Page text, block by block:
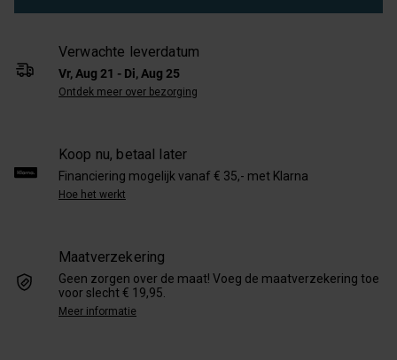
Verwachte leverdatum
Vr, Aug 21 - Di, Aug 25
Ontdek meer over bezorging
Koop nu, betaal later
Financiering mogelijk vanaf € 35,- met Klarna
Hoe het werkt
Maatverzekering
Geen zorgen over de maat! Voeg de maatverzekering toe
voor slecht € 19,95.
Meer informatie